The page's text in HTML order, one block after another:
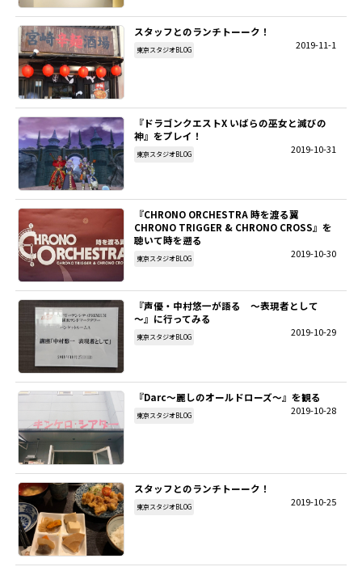
スタッフとのランチトーーク！
2019-11-1
東京スタジオBLOG
『ドラゴンクエストX いばらの巫女と滅びの
神』をプレイ！
2019-10-31
東京スタジオBLOG
『CHRONO ORCHESTRA 時を渡る翼
CHRONO TRIGGER & CHRONO CROSS』を
聴いて時を遡る
2019-10-30
東京スタジオBLOG
『声優・中村悠一が語る ～表現者として
～』に行ってみる
2019-10-29
東京スタジオBLOG
『Darc～麗しのオールドローズ～』を観る
2019-10-28
東京スタジオBLOG
スタッフとのランチトーーク！
2019-10-25
東京スタジオBLOG